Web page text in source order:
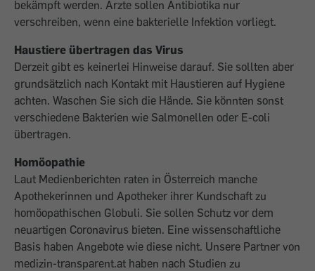
bekämpft werden. Ärzte sollen Antibiotika nur
verschreiben, wenn eine bakterielle Infektion vorliegt.
Haustiere übertragen das Virus
Derzeit gibt es keinerlei Hinweise darauf. Sie sollten aber
grundsätzlich nach Kontakt mit Haustieren auf Hygiene
achten. Waschen Sie sich die Hände. Sie könnten sonst
verschiedene Bakterien wie Salmonellen oder E-coli
übertragen.
Homöopathie
Laut Medienberichten raten in Österreich manche
Apothekerinnen und Apotheker ihrer Kundschaft zu
homöopathischen Globuli. Sie sollen Schutz vor dem
neuartigen Coronavirus bieten. Eine wissenschaftliche
Basis haben Angebote wie diese nicht. Unsere Partner von
medizin-transparent.at haben nach Studien zu